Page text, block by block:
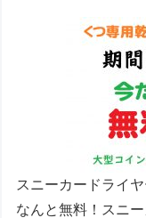
スニーカードライ
なんと無料！スニ